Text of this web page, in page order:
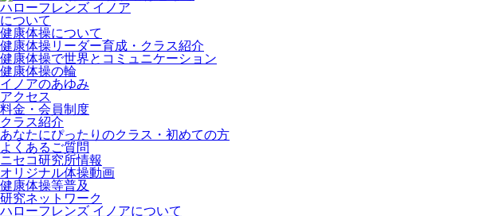
ハローフレンズ イノア
について
健康体操について
健康体操リーダー育成・クラス紹介
健康体操で世界とコミュニケーション
健康体操の輪
イノアのあゆみ
アクセス
料金・会員制度
クラス紹介
あなたにぴったりのクラス・初めての方
よくあるご質問
ニセコ研究所情報
オリジナル体操動画
健康体操等普及
研究ネットワーク
ハローフレンズ イノアについて